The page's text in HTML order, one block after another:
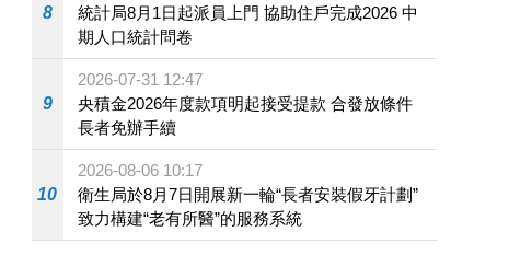
8
統計局8月1日起派員上門 協助住戶完成2026 中
期人口統計問卷
9
2026-07-31 12:47
央積金2026年度款項明起接受提款 合發放條件
長者免辦手續
10
2026-08-06 10:17
衛生局於8月7日開展新一輪“長者安裝假牙計劃”
致力構建“老有所醫”的服務系統